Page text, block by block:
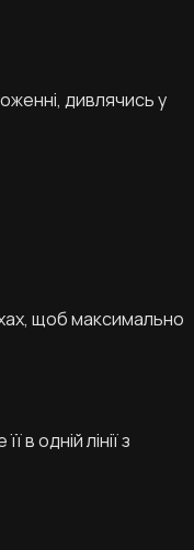
дивлячись у
щоб максимально
в одній лінії з